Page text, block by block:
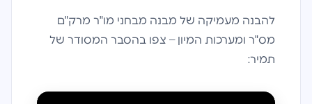
להבנה מעמיקה של מבנה מבחני מו"ר מרק"ם
מס"ר ומערכות המיון – צפו בהסבר המסודר של
תמיר: